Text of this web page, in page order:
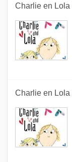
Charlie en Lola
Charlie en Lola